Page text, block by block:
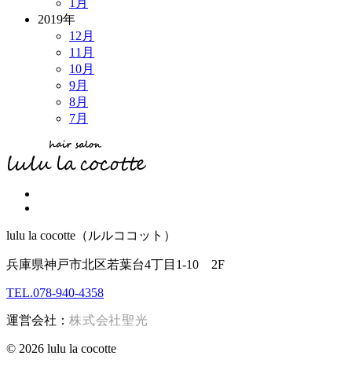
1月
2019年
12月
11月
10月
9月
8月
7月
lulu la cocotte（ルルココット）
兵庫県神戸市北区若葉台4丁目1-10 2F
TEL.078-940-4358
運営会社： 株式会社聖光
© 2026 lulu la cocotte